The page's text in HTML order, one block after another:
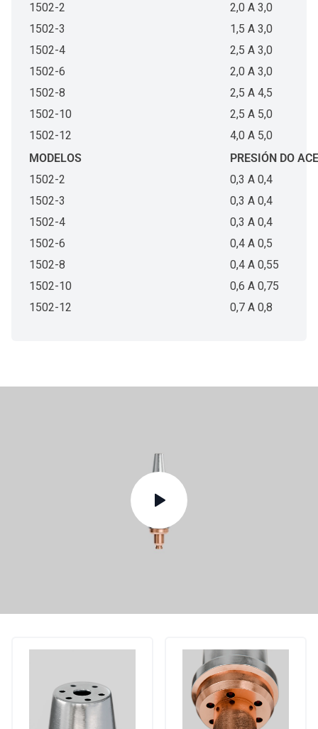
1502-2
2,0 A 3,0
1502-3
1,5 A 3,0
1502-4
2,5 A 3,0
1502-6
2,0 A 3,0
1502-8
2,5 A 4,5
1502-10
2,5 A 5,0
1502-12
4,0 A 5,0
MODELOS
PRESIÓN DO
1502-2
0,3 A 0,4
1502-3
0,3 A 0,4
1502-4
0,3 A 0,4
1502-6
0,4 A 0,5
1502-8
0,4 A 0,55
1502-10
0,6 A 0,75
1502-12
0,7 A 0,8